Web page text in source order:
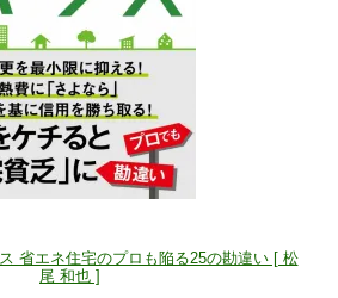
省エネ住宅のプロも陥る25の勘違い [ 松
尾 和也 ]